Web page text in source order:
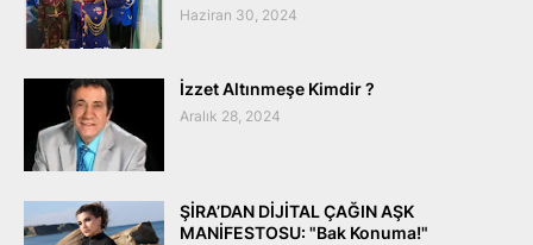
Haziran 30, 2024
İzzet Altınmeşe Kimdir ?
Aralık 28, 2024
ŞİRA’DAN DİJİTAL ÇAĞIN AŞK
MANİFESTOSU: "Bak Konuma!"